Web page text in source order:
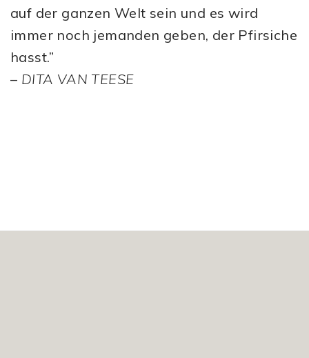
auf der ganzen Welt sein und es wird
immer noch jemanden geben, der Pfirsiche
hasst.”
– DITA VAN TEESE